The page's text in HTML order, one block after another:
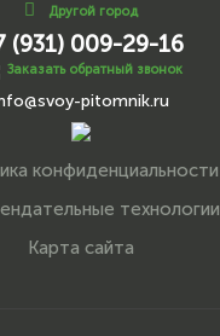
Другой город
(931) 009-29-16
Заказать обратный звонок
pitomnik.ru
конфиденциальности
технологии
Карта сайта